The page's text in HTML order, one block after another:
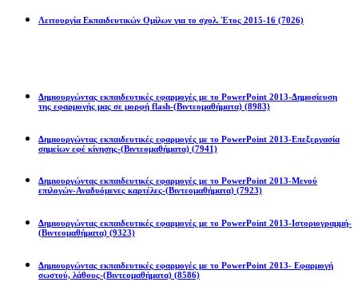
Λειτουργία Εκπαιδευτικών Ομίλων για το σχολ. Έτος 2015-16 (7026)
Δημιουργώντας εκπαιδευτικές εφαρμογές με το PowerPoint 2013-Δημοσίευση
της εφαρμογής μας σε μορφή flash-(Βιντεομαθήματα) (8983)
Δημιουργώντας εκπαιδευτικές εφαρμογές με το PowerPoint 2013-Επεξεργασία
σημείων εφέ κίνησης-(Βιντεομαθήματα) (7941)
Δημιουργώντας εκπαιδευτικές εφαρμογές με το PowerPoint 2013-Μενού
επιλογών-Αναδυόμενες καρτέλες-(Βιντεομαθήματα) (7923)
Δημιουργώντας εκπαιδευτικές εφαρμογές με το PowerPoint 2013-Ιστοριογραμμή-
(Βιντεομαθήματα) (9323)
Δημιουργώντας εκπαιδευτικές εφαρμογές με το PowerPoint 2013- Εφαρμογή
σωστού, λάθους-(Βιντεομαθήματα) (8586)